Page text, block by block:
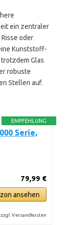
ein zentraler
oder
Kunststoff-
Glas
robuste
Stellen auf.
EMPFEHLUNG
Serie,
79,99 €
ansehen
Versandkosten